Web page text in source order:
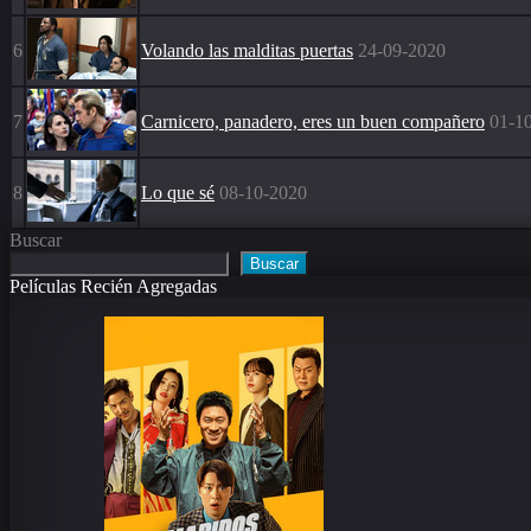
6 Volando las malditas puertas 24-09-2020
7 Carnicero, panadero, eres un buen compañero 01-
8 Lo que sé 08-10-2020
Buscar
Buscar
Películas Recién Agregadas